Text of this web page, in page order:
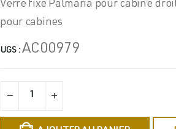
Verre fixe Palmaria pour cabine
pour cabines
UGS :AC00979